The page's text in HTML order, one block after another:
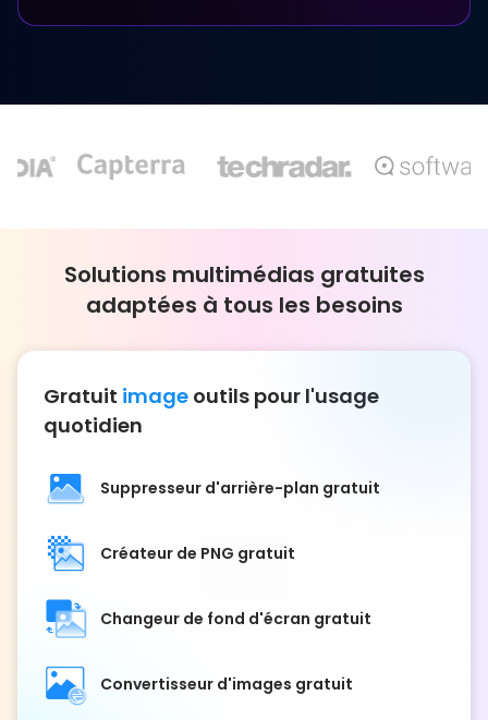
Solutions multimédias gratuites
adaptées à tous les besoins
Gratuit image outils pour l'usage
quotidien
Suppresseur d'arrière-plan gratuit
Créateur de PNG gratuit
Changeur de fond d'écran gratuit
Convertisseur d'images gratuit